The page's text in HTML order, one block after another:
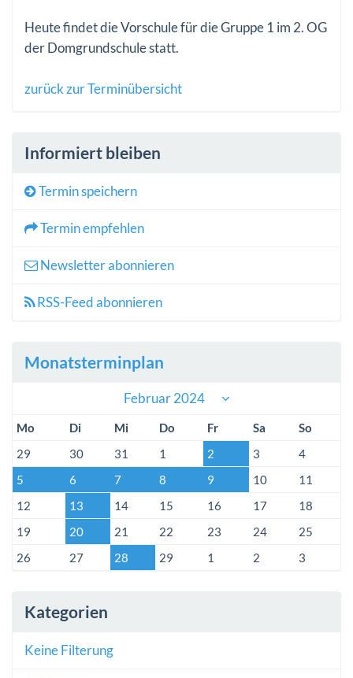
Heute findet die Vorschule für die Gruppe 1 im 2. OG
der Domgrundschule statt.
zurück zur Terminübersicht
Informiert bleiben
Termin speichern
Termin empfehlen
Newsletter abonnieren
RSS-Feed abonnieren
Monatsterminplan
Februar 2024
Mo Di Mi Do Fr Sa
So
29
30 31 1 2 3
4
5
6 7 8 9 10
11
12
13 14 15 16 17
18
19
20 21 22 23 24
25
26
27 28 29 1 2 3
Kategorien
Keine Filterung